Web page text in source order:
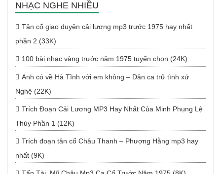
NHẠC NGHE NHIỀU
Tân cổ giao duyên cải lương mp3 trước 1975 hay nhất
phần 2 (33K)
100 bài nhạc vàng trước năm 1975 tuyển chọn (24K)
Anh có về Hà Tĩnh với em không – Dân ca trữ tình xứ
Nghệ (22K)
Trích Đoạn Cải Lương MP3 Hay Nhất Của Minh Phụng Lệ
Thủy Phần 1 (12K)
Trích đoạn tân cổ Châu Thanh – Phượng Hằng mp3 hay
nhất (9K)